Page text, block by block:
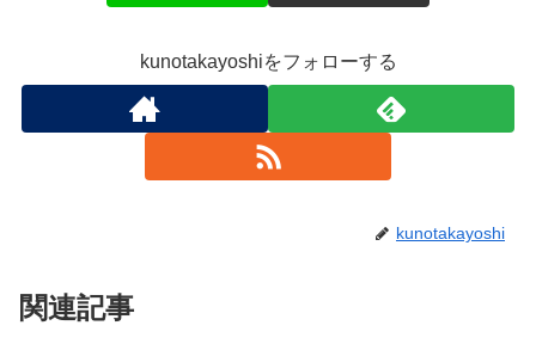
kunotakayoshiをフォローする
kunotakayoshi
関連記事